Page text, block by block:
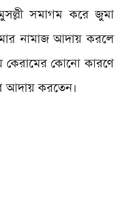
সমাগম করে জুমা
নামাজ আদায় করলে
কেরামের কোনো কারণে
আদায় করতেন।